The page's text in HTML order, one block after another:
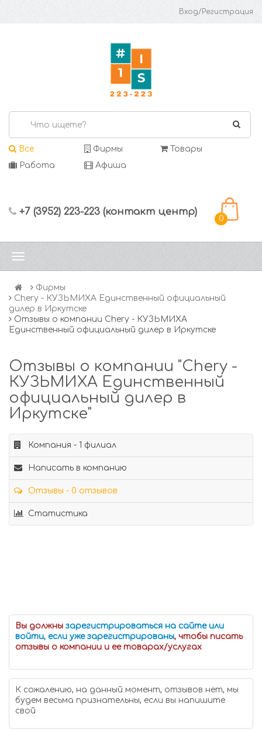
Вход/Регистрация
Все Фирмы
Товары
Работа
Афиша
+7 (3952) 223-223 (контакт центр)
0
Фирмы
Chery - КУЗЬМИХА Единственный официальный
дилер в Иркутске
Отзывы о компании Chery - КУЗЬМИХА
Единственный официальный дилер в Иркутске
Отзывы о компании "Chery -
КУЗЬМИХА Единственный
официальный дилер в
Иркутске"
Компания - 1 филиал
Написать в компанию
Отзывы - 0 отзывов
Статистика
Вы должны зарегистрироваться на сайте или
войти, если уже зарегистрированы, чтобы писать
отзывы о компании и ее товарах/услугах
К сожалению, на данный момент, отзывов нет, мы
будем весьма признательны, если вы напишите
свой